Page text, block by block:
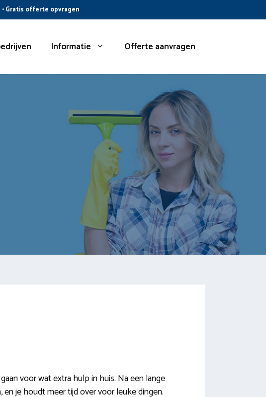
Gratis offerte opvragen
Informatie Offerte aanvragen
voor wat extra hulp in huis. Na een lange
je houdt meer tijd over voor leuke dingen.